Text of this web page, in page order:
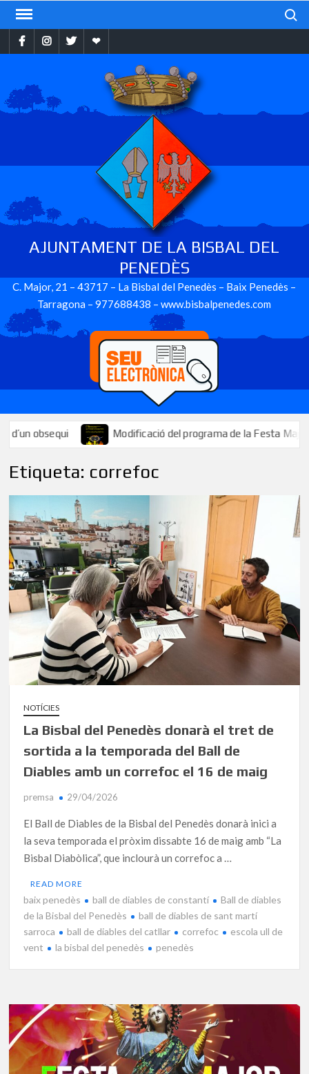
Skip
contentFacebookInstragram
TwitterEbando
AJUNTAMENT DE LA BISBAL DEL
PENEDÈS
C. Major, 21 – 43717 – La Bisbal del Penedès – Baix Penedès –
Tarragona – 977688438 – www.bisbalpenedes.com
Modificació del programa de la Festa Major: se suspèn el
Etiqueta: correfoc
NOTÍCIES
La Bisbal del Penedès donarà el tret de
sortida a la temporada del Ball de
Diables amb un correfoc el 16 de maig
premsa 29/04/2026
El Ball de Diables de la Bisbal del Penedès donarà inici a
la seva temporada el pròxim dissabte 16 de maig amb “La
Bisbal Diabòlica”, que inclourà un correfoc a …
READ MORE
baix penedès ball de diables de constantí
Ball de diables
de la Bisbal del Penedès
ball de diables de sant martí
sarroca
ball de diables del catllar correfoc
escola ull de
vent
la bisbal del penedès penedès